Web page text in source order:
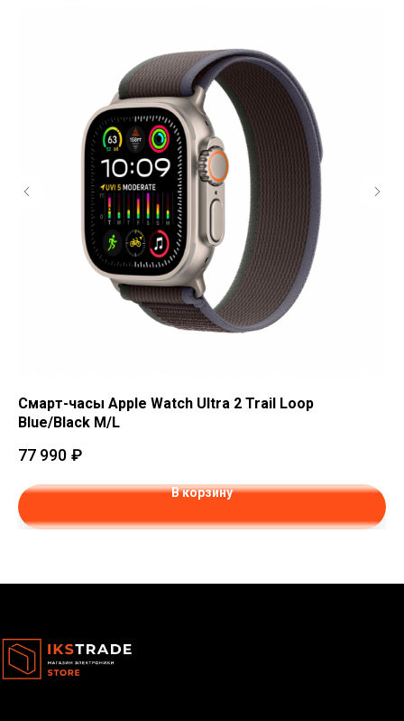
Смарт-часы Apple Watch Ultra 2 Trail Loop
Blue/Black M/L
77 990 ₽
В корзину